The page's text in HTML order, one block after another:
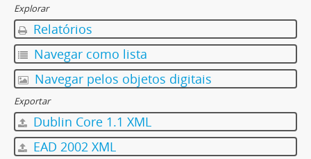
Explorar
Relatórios
Navegar como lista
Navegar pelos objetos digitais
Exportar
Dublin Core 1.1 XML
EAD 2002 XML